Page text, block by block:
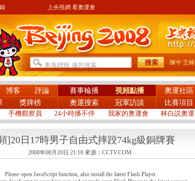
上央視網 看奧運會
陳中 王楠
博客 評論 賽事輪播 視頻點播 奧運社區
獎牌榜 奧運搜索 冠軍訪談 比賽項目
手機觀察員 24小時播不停 我家的奧運會 林白説奧運
]20日17時男子自由式摔跤74kg級銅牌賽
2008年08月20日 21:18 來源：CCTV.COM
Please open JavaScript function, also install the latest Flash Player .